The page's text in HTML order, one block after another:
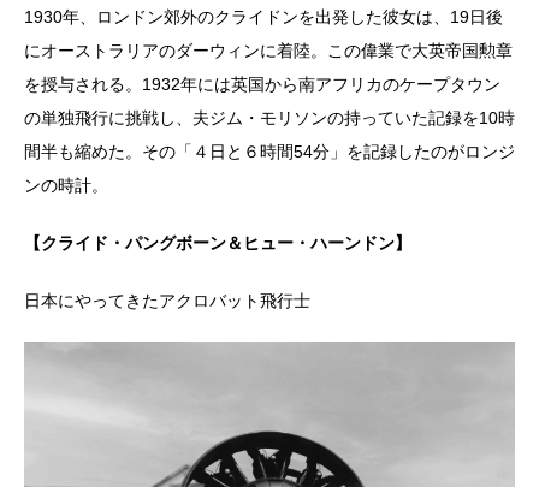
1930年、ロンドン郊外のクライドンを出発した彼女は、19日後
にオーストラリアのダーウィンに着陸。この偉業で大英帝国勲章
を授与される。1932年には英国から南アフリカのケープタウン
の単独飛行に挑戦し、夫ジム・モリソンの持っていた記録を10時
間半も縮めた。その「４日と６時間54分」を記録したのがロンジ
ンの時計。
【クライド・パングボーン＆ヒュー・ハーンドン】
日本にやってきたアクロバット飛行士